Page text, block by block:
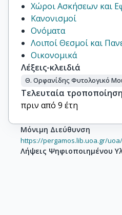
Χώροι Ασκήσεων και
Κανονισμοί
Ονόματα
Λοιποί Θεσμοί και
Οικονομικά
Λέξεις-κλειδιά
Θ. Ορφανίδης Φυτολογικό
Τελευταία τροποποίηση
πριν από 9 έτη
Μόνιμη Διεύθυνση
https://pergamos.lib.uoa.gr/
Λήψεις Ψηφιοποιημένου